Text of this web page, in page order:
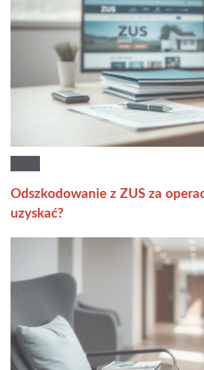
Odszkodowanie z ZUS za
uzyskać?